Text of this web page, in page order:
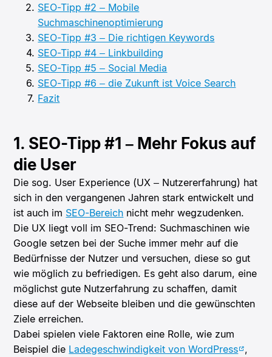
SEO-Tipp #2 – Mobile
Suchmaschinenoptimierung
SEO-Tipp #3 – Die richtigen Keywords
SEO-Tipp #4 – Linkbuilding
SEO-Tipp #5 – Social Media
SEO-Tipp #6 – die Zukunft ist Voice Search
Fazit
1. SEO-Tipp #1 – Mehr Fokus auf
die User
Die sog. User Experience (UX – Nutzererfahrung) hat
sich in den vergangenen Jahren stark entwickelt und
ist auch im SEO-Bereich nicht mehr wegzudenken.
Die UX liegt voll im SEO-Trend: Suchmaschinen wie
Google setzen bei der Suche immer mehr auf die
Bedürfnisse der Nutzer und versuchen, diese so gut
wie möglich zu befriedigen. Es geht also darum, eine
möglichst gute Nutzerfahrung zu schaffen, damit
diese auf der Webseite bleiben und die gewünschten
Ziele erreichen.
Dabei spielen viele Faktoren eine Rolle, wie zum
Beispiel die Ladegeschwindigkeit von WordPress ,